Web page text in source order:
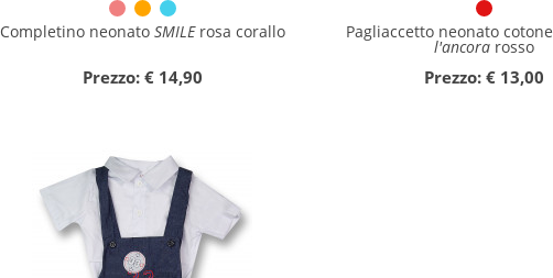
Completino neonato SMILErosa corallo
Prezzo: € 14,90
Pagliaccetto neonato cotone
l'ancorarosso
Prezzo: € 13,00